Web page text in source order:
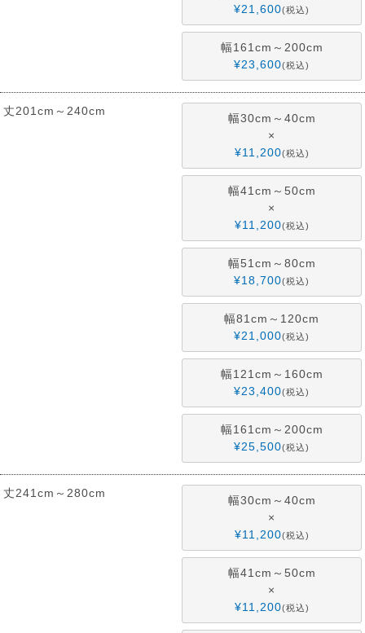
¥21,600 税込
幅161cm～200cm
¥23,600 税込
丈201cm～240cm
幅30cm～40cm
×
¥11,200 税込
幅41cm～50cm
×
¥11,200 税込
幅51cm～80cm
¥18,700 税込
幅81cm～120cm
¥21,000 税込
幅121cm～160cm
¥23,400 税込
幅161cm～200cm
¥25,500 税込
丈241cm～280cm
幅30cm～40cm
×
¥11,200 税込
幅41cm～50cm
×
¥11,200 税込